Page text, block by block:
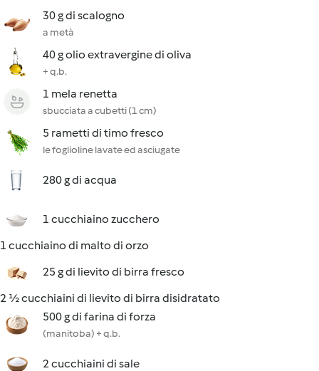
30 g di scalogno
a metà
40 g olio extravergine di oliva
+ q.b.
1 mela renetta
sbucciata a cubetti (1 cm)
5 rametti di timo fresco
le foglioline lavate ed asciugate
280 g di acqua
1 cucchiaino zucchero
1 cucchiaino di malto di orzo
25 g di lievito di birra fresco
2 ½ cucchiaini di lievito di birra disidratato
500 g di farina di forza
(manitoba) + q.b.
2 cucchiaini di sale